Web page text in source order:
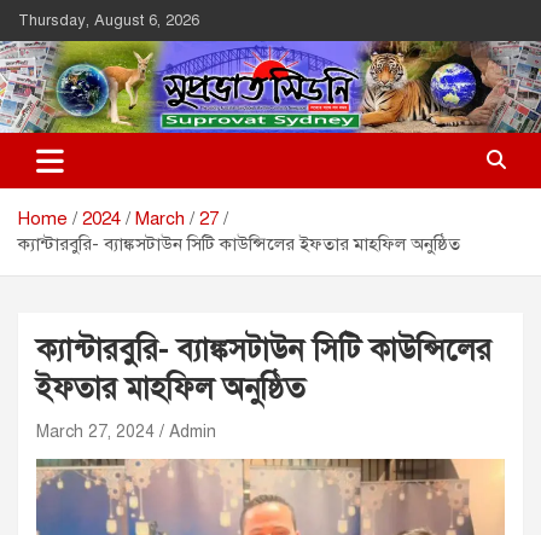
Skip
to
content
Thursday, August 6, 2026
Suprovat Sydney
The Leading Bangladesh Community Newspaper In Australia
Home 2024 March
27
ক্যান্টারবুরি- ব্যাঙ্কসটাউন সিটি কাউন্সিলের ইফতার মাহফিল অনুষ্ঠিত
ক্যান্টারবুরি- ব্যাঙ্কসটাউন সিটি কাউন্সিলের
ইফতার মাহফিল অনুষ্ঠিত
March 27, 2024 Admin